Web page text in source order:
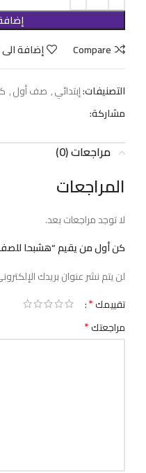
Compare
إضافة
التصنيفات:إبتدائي, صف أول,
مشاركة:
مراجعات (0)
المراجعات
لا توجد مراجعات بعد.
كن أول من يقيم “هشبحا
لن يتم نشر عنوان بريدك
تقييمك*
مراجعتك*